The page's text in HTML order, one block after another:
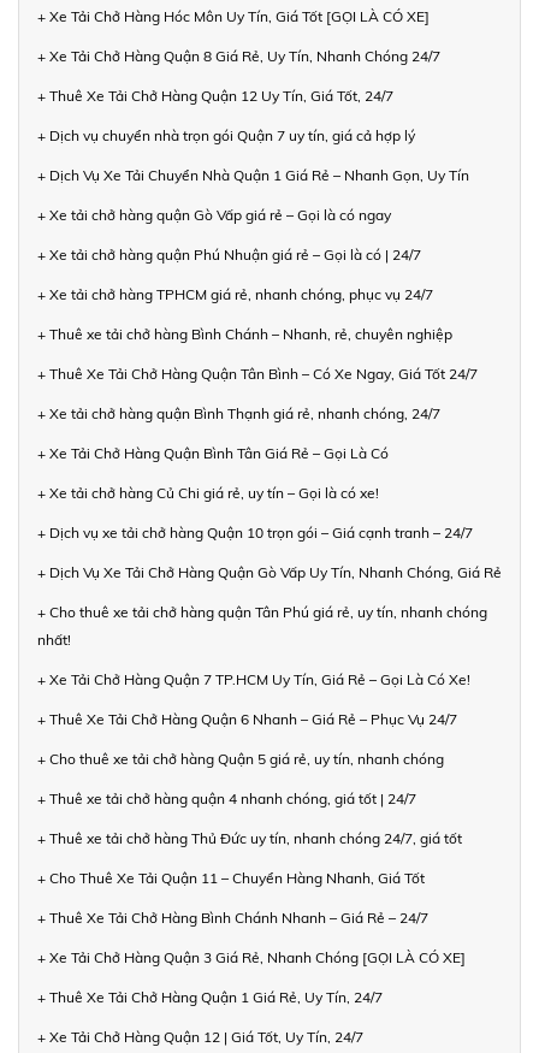
+ Xe Tải Chở Hàng Hóc Môn Uy Tín, Giá Tốt [GỌI LÀ CÓ XE]
+ Xe Tải Chở Hàng Quận 8 Giá Rẻ, Uy Tín, Nhanh Chóng 24/7
+ Thuê Xe Tải Chở Hàng Quận 12 Uy Tín, Giá Tốt, 24/7
+ Dịch vụ chuyển nhà trọn gói Quận 7 uy tín, giá cả hợp lý
+ Dịch Vụ Xe Tải Chuyển Nhà Quận 1 Giá Rẻ – Nhanh Gọn, Uy Tín
+ Xe tải chở hàng quận Gò Vấp giá rẻ – Gọi là có ngay
+ Xe tải chở hàng quận Phú Nhuận giá rẻ – Gọi là có | 24/7
+ Xe tải chở hàng TPHCM giá rẻ, nhanh chóng, phục vụ 24/7
+ Thuê xe tải chở hàng Bình Chánh – Nhanh, rẻ, chuyên nghiệp
+ Thuê Xe Tải Chở Hàng Quận Tân Bình – Có Xe Ngay, Giá Tốt 24/7
+ Xe tải chở hàng quận Bình Thạnh giá rẻ, nhanh chóng, 24/7
+ Xe Tải Chở Hàng Quận Bình Tân Giá Rẻ – Gọi Là Có
+ Xe tải chở hàng Củ Chi giá rẻ, uy tín – Gọi là có xe!
+ Dịch vụ xe tải chở hàng Quận 10 trọn gói – Giá cạnh tranh – 24/7
+ Dịch Vụ Xe Tải Chở Hàng Quận Gò Vấp Uy Tín, Nhanh Chóng, Giá Rẻ
+ Cho thuê xe tải chở hàng quận Tân Phú giá rẻ, uy tín, nhanh chóng
nhất!
+ Xe Tải Chở Hàng Quận 7 TP.HCM Uy Tín, Giá Rẻ – Gọi Là Có Xe!
+ Thuê Xe Tải Chở Hàng Quận 6 Nhanh – Giá Rẻ – Phục Vụ 24/7
+ Cho thuê xe tải chở hàng Quận 5 giá rẻ, uy tín, nhanh chóng
+ Thuê xe tải chở hàng quận 4 nhanh chóng, giá tốt | 24/7
+ Thuê xe tải chở hàng Thủ Đức uy tín, nhanh chóng 24/7, giá tốt
+ Cho Thuê Xe Tải Quận 11 – Chuyển Hàng Nhanh, Giá Tốt
+ Thuê Xe Tải Chở Hàng Bình Chánh Nhanh – Giá Rẻ – 24/7
+ Xe Tải Chở Hàng Quận 3 Giá Rẻ, Nhanh Chóng [GỌI LÀ CÓ XE]
+ Thuê Xe Tải Chở Hàng Quận 1 Giá Rẻ, Uy Tín, 24/7
+ Xe Tải Chở Hàng Quận 12 | Giá Tốt, Uy Tín, 24/7